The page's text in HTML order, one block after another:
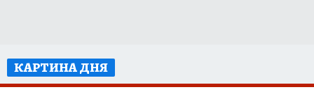
КАРТИНА ДНЯ